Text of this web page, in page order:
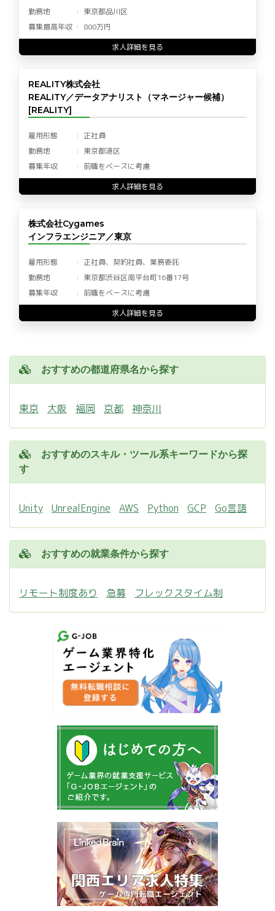
勤務地
東京都品川区
募集最高年収
800万円
求人詳細を見る
REALITY株式会社
REALITY／データアナリスト（マネージャー候補）
[REALITY]
雇用形態
正社員
勤務地
東京都港区
募集年収
前職をベースに考慮
求人詳細を見る
株式会社Cygames
インフラエンジニア／東京
雇用形態
正社員、契約社員、業務委託
勤務地
東京都渋谷区南平台町16番17号
募集年収
前職をベースに考慮
求人詳細を見る
おすすめの都道府県名から探す
東京 大阪 福岡 京都 神奈川
おすすめのスキル・ツール系キーワードから探
す
Unity UnrealEngine AWS Python GCP Go言語
おすすめの就業条件から探す
リモート制度あり 急募 フレックスタイム制